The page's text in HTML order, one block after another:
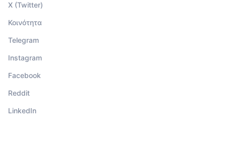
X (Twitter)
Κοινότητα
Telegram
Instagram
Facebook
Reddit
LinkedIn